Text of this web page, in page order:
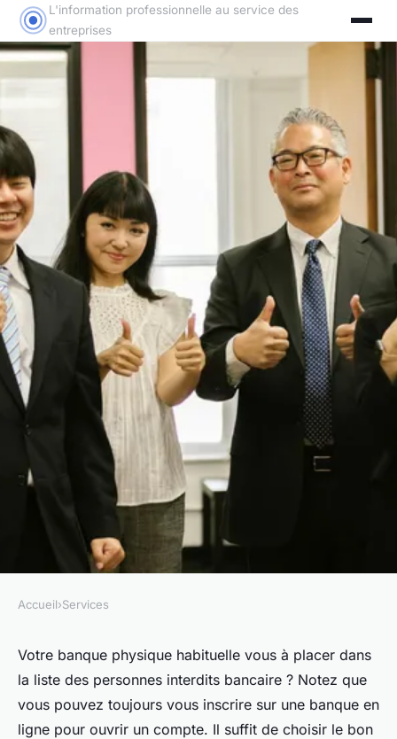
L'information professionnelle au service des
entreprises
Ouvrir un compte quand on
est interdit bancaire : les
étapes à suivre
Accueil›Services
Votre banque physique habituelle vous à placer dans
la liste des personnes interdits bancaire ? Notez que
vous pouvez toujours vous inscrire sur une banque en
ligne pour ouvrir un compte. Il suffit de choisir le bon